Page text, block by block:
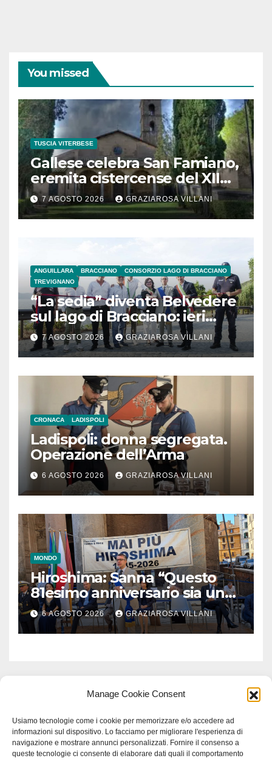
Manage Cookie Consent
Usiamo tecnologie come i cookie per memorizzare e/o accedere ad
informazioni sul dispositivo. Lo facciamo per migliorare l'esperienza di
navigazione e mostrare annunci personalizzati. Fornire il consenso a
queste tecnologie ci consente di elaborare dati quali il comportamento
You missed
TUSCIA VITERBESE
Gallese celebra San Famiano,
eremita cistercense del XII
secolo
7 AGOSTO 2026 GRAZIAROSA VILLANI
ANGUILLARA BRACCIANO
CONSORZIO LAGO DI BRACCIANO
TREVIGNANO
“La sedia” diventa Belvedere
sul lago di Bracciano: ieri
l’inaugurazione
7 AGOSTO 2026 GRAZIAROSA VILLANI
CRONACA LADISPOLI
Ladispoli: donna segregata.
Operazione dell’Arma
6 AGOSTO 2026 GRAZIAROSA VILLANI
MONDO
Hiroshima: Sanna “Questo
81esimo anniversario sia un
monito per tutti”
6 AGOSTO 2026 GRAZIAROSA VILLANI